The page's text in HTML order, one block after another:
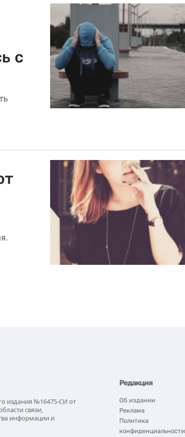
с
издания №16475-СИ от
связи,
информации и
Редакция
Об издании
Реклама
Политика
конфиденциальности